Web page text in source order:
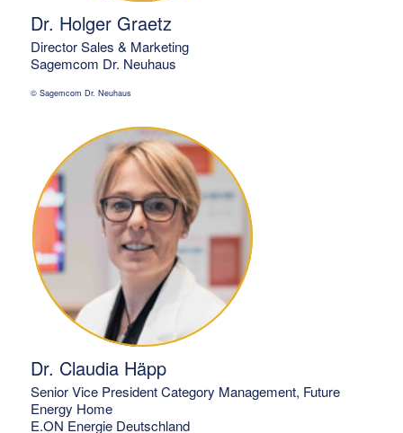
Dr. Holger Graetz
Director Sales & Marketing
Sagemcom Dr. Neuhaus
© Sagemcom Dr. Neuhaus
Dr. Claudia Häpp
Senior Vice President Category Management, Future
Energy Home
E.ON Energie Deutschland